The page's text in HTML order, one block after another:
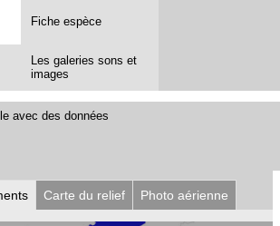
Fiche espèce
Les galeries sons et
images
avec des données
Carte du relief Photo aérienne